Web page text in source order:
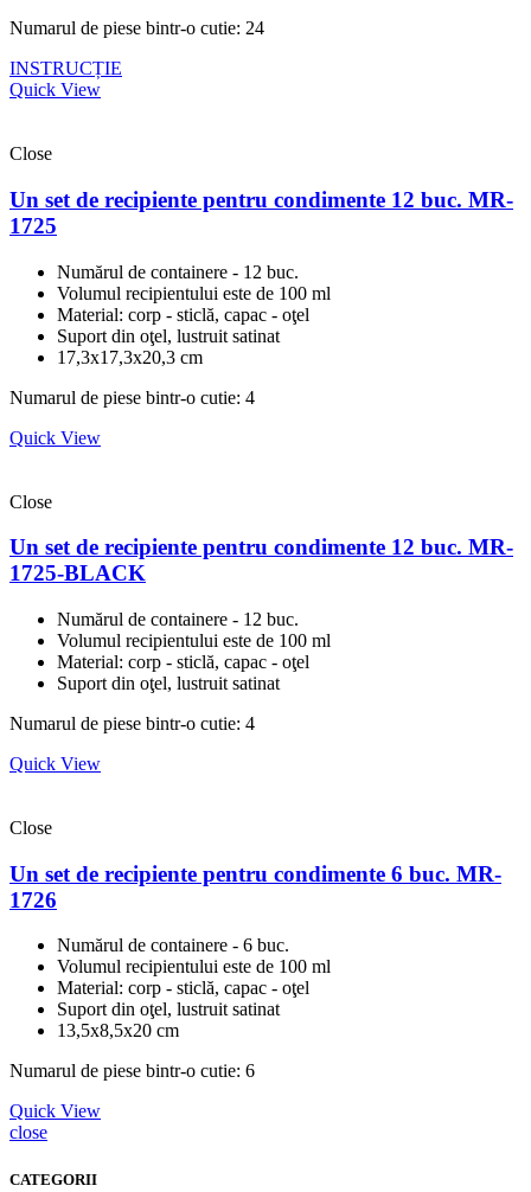
Numarul de piese bintr-o cutie: 24
INSTRUCȚIE
Quick View
Close
Un set de recipiente pentru condimente 12 buc. MR-
1725
Numărul de containere - 12 buc.
Volumul recipientului este de 100 ml
Material: corp - sticlă, capac - oţel
Suport din oţel, lustruit satinat
17,3х17,3х20,3 cm
Numarul de piese bintr-o cutie: 4
Quick View
Close
Un set de recipiente pentru condimente 12 buc. MR-
1725-BLACK
Numărul de containere - 12 buc.
Volumul recipientului este de 100 ml
Material: corp - sticlă, capac - oţel
Suport din oţel, lustruit satinat
Numarul de piese bintr-o cutie: 4
Quick View
Close
Un set de recipiente pentru condimente 6 buc. MR-
1726
Numărul de containere - 6 buc.
Volumul recipientului este de 100 ml
Material: corp - sticlă, capac - oţel
Suport din oţel, lustruit satinat
13,5х8,5х20 cm
Numarul de piese bintr-o cutie: 6
Quick View
close
CATEGORII